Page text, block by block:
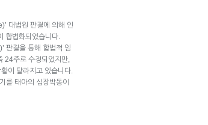
대법원 판결에 의해 인
합법화되었습니다.
판결을 통해 합법적 임
24주로 수정되었지만,
이 달라지고 있습니다.
를 태아의 심장박동이